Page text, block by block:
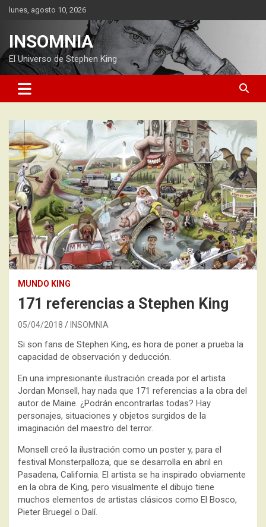
Saltarlunes, agosto 10, 2026
INSOMNIA
El Universo de Stephen King
MUNDO KING
171 referencias a Stephen King
05/04/2018 INSOMNIA
Si son fans de Stephen King, es hora de poner a prueba la
capacidad de observación y deducción.
En una impresionante ilustración creada por el artista
Jordan Monsell, hay nada que 171 referencias a la obra del
autor de Maine. ¿Podrán encontrarlas todas? Hay
personajes, situaciones y objetos surgidos de la
imaginación del maestro del terror.
Monsell creó la ilustración como un poster y, para el
festival Monsterpalloza, que se desarrolla en abril en
Pasadena, California. El artista se ha inspirado obviamente
en la obra de King, pero visualmente el dibujo tiene
muchos elementos de artistas clásicos como El Bosco,
Pieter Bruegel o Dalí.